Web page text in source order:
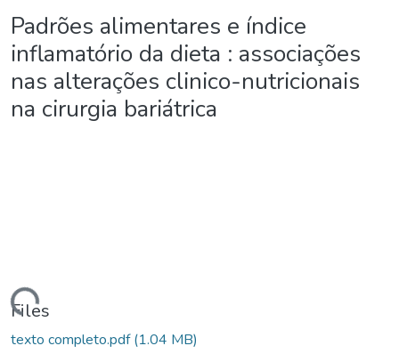
Padrões alimentares e índice
inflamatório da dieta : associações
nas alterações clinico-nutricionais
na cirurgia bariátrica
Files
texto completo.pdf(1.04 MB)